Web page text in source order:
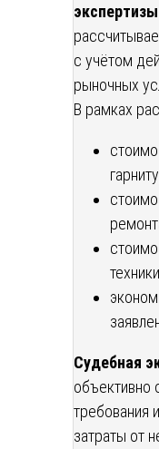
с учётом
рыночных
В рамках
Судебная
объективно
требования
затраты от